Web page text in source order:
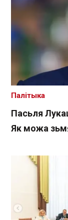
Пасьля
Як можа
Палітыка